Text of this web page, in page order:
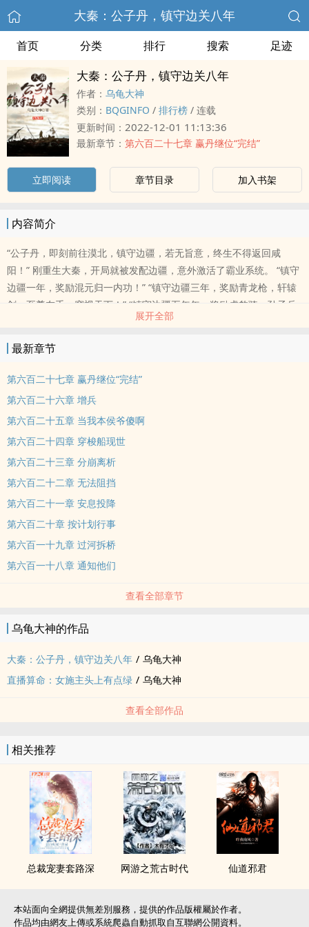
大秦：公子丹，镇守边关八年
首页 分类 排行 搜索 足迹
大秦：公子丹，镇守边关八年
作者： 乌龟大神
类别： BQGINFO / 排行榜 / 连载
更新时间： 2022-12-01 11:13:36
最新章节： 第六百二十七章 赢丹继位“完结”
立即阅读 章节目录 加入书架
内容简介
“公子丹，即刻前往漠北，镇守边疆，若无旨意，终生不得返回咸
阳！” 刚重生大秦，开局就被发配边疆，意外激活了霸业系统。 “镇守
边疆一年，奖励混元归一内功！” “镇守边疆三年，奖励青龙枪，轩辕
剑，至尊在手，窥视天下！” “镇守边疆五年年，奖励虎豹骑，孙子兵
法！” …… 八年后，秦始皇驾崩，天下大乱。 就在各路诸侯踏破咸
本站提示：各位书友要是觉得《大秦：公子丹，镇守边关八年》还不
错的话请不要忘记向您QQ群和微博里的朋友推荐哦！
展开全部
最新章节
第六百二十七章 赢丹继位“完结”
第六百二十六章 增兵
第六百二十五章 当我本侯爷傻啊
第六百二十四章 穿梭船现世
第六百二十三章 分崩离析
第六百二十二章 无法阻挡
第六百二十一章 安息投降
第六百二十章 按计划行事
第六百一十九章 过河拆桥
第六百一十八章 通知他们
查看全部章节
乌龟大神的作品
大秦：公子丹，镇守边关八年 / 乌龟大神
直播算命：女施主头上有点绿 / 乌龟大神
查看全部作品
相关推荐
总裁宠妻套路深 网游之荒古时代 仙道邪君
本站面向全網提供無差別服務，提供的作品版權屬於作者。
作品均由網友上傳或系統爬蟲自動抓取自互聯網公開資料。